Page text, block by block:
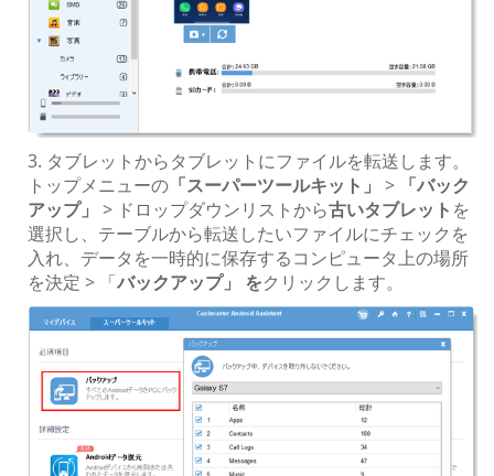
3. タブレットからタブレットにファイルを転送します。
トップメニューの 「スーパーツールキット」 > 「バック
アップ」 > ドロップダウンリストから古いタブレット を
選択し、テーブルから転送したいファイルにチェックを
入れ、データを一時的に保存するコンピュータ上の場所
を決定 > 「バックアップ」 をクリックします。